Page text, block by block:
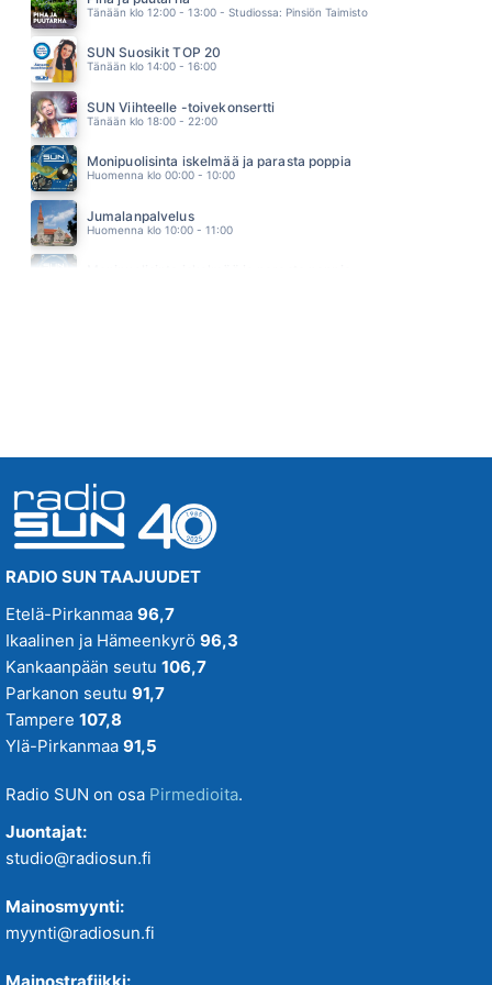
JUHA TAPIO
SAY YOU SAY ME
LIONEL RICHIE
Tänään klo 12:00 - 13:00 - Studiossa: Pinsiön Taimisto
SUN Suosikit TOP 20
Tänään klo 14:00 - 16:00
SUN Viihteelle -toivekonsertti
Tänään klo 18:00 - 22:00
Monipuolisinta iskelmää ja parasta poppia
Huomenna klo 00:00 - 10:00
Jumalanpalvelus
Huomenna klo 10:00 - 11:00
RADIO SUN TAAJUUDET
Etelä-Pirkanmaa 96,7
Ikaalinen ja Hämeenkyrö 96,3
Kankaanpään seutu 106,7
Parkanon seutu 91,7
Tampere 107,8
Ylä-Pirkanmaa 91,5
Radio SUN on osa Pirmedioita.
Juontajat:
studio@radiosun.fi
Mainosmyynti:
myynti@radiosun.fi